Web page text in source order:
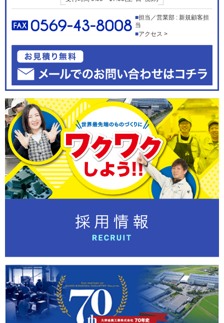
担当／営業部 : 新規顧客担
当
アクセス >